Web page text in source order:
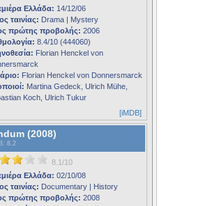
Ελλάδα: 14/12/06
ταινίας: Drama | Mystery
πρώτης προβολής: 2006
8.4/10 (444060)
Florian Henckel von
Florian Henckel von Donnersmarck
Martina Gedeck, Ulrich Mühe,
Koch, Ulrich Tukur
[iMDB]
(2008)
: 8.2
8.1/10
Ελλάδα: 02/10/08
ταινίας: Documentary | History
πρώτης προβολής: 2008